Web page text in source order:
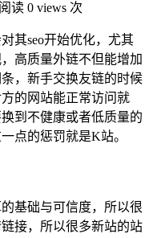
阅读 0 views 次
其seo开始优化，尤其
高质量外链不但能增加
，新手交换友链的时候
的网站能正常访问就
到不健康或者低质量的
点的惩罚就是K站。
基础与可信度，所以很
接，所以很多新站的站